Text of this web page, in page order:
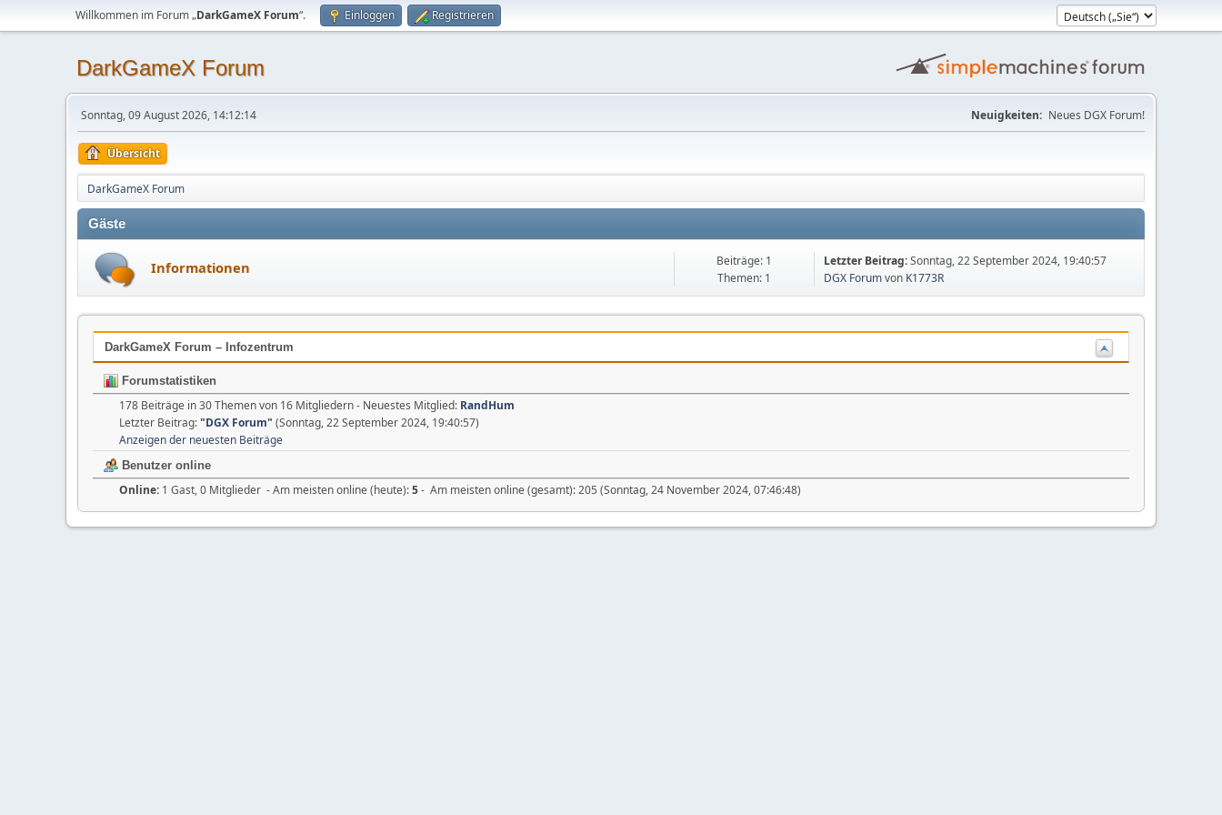
Willkommen im Forum „DarkGameX Forum“. Einloggen Registrieren
DarkGameX Forum
Sonntag, 09 August 2026, 14:12:14 Neuigkeiten: Neues DGX Forum!
Übersicht
DarkGameX Forum
Gäste
Informationen
Beiträge: 1
Themen: 1
Letzter Beitrag:Sonntag, 22 September 2024, 19:40:57
DGX Forumvon K1773R
DarkGameX Forum – Infozentrum
Forumstatistiken
178 Beiträge in 30 Themen von 16 Mitgliedern - Neuestes Mitglied: RandHum
Letzter Beitrag:"DGX Forum" (Sonntag, 22 September 2024, 19:40:57)
Anzeigen der neuesten Beiträge
Benutzer online
Online: 1 Gast, 0 Mitglieder - Am meisten online (heute):5- Am meisten online (gesamt): 205 (Sonntag, 24 November 2024, 07:46:48)